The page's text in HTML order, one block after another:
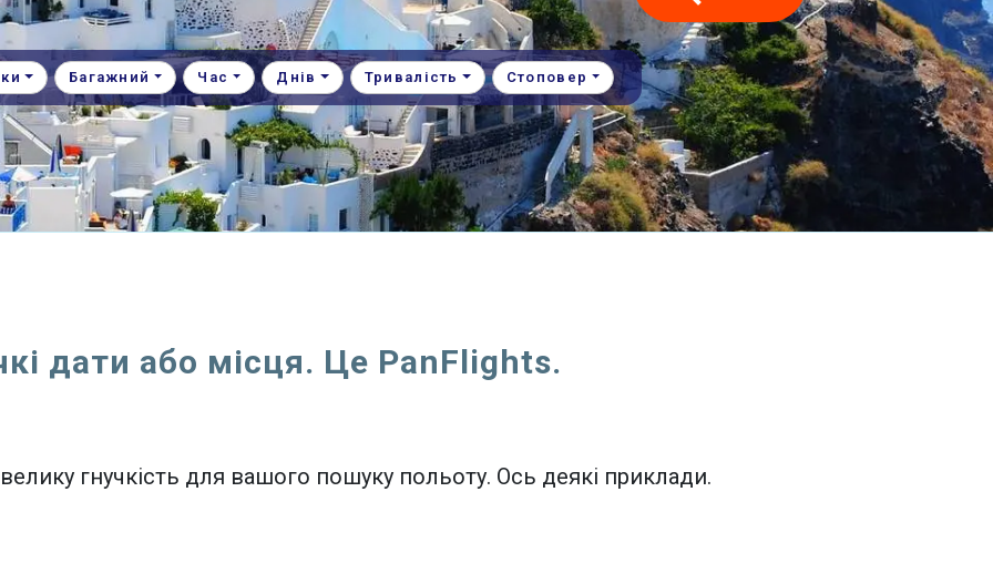
Багажний Час Днів Тривалість Стоповер
дати або місця. Це PanFlights.
гнучкість для вашого пошуку польоту. Ось деякі приклади.